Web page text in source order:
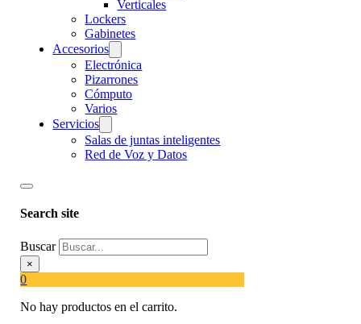
Verticales
Lockers
Gabinetes
Accesorios
Electrónica
Pizarrones
Cómputo
Varios
Servicios
Salas de juntas inteligentes
Red de Voz y Datos
Search site
Buscar
×
0
No hay productos en el carrito.